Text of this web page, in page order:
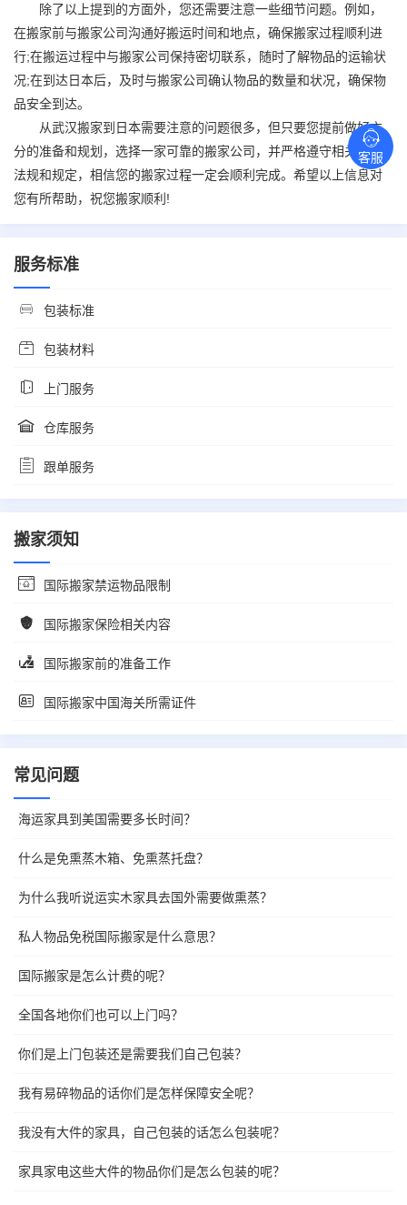
除了以上提到的方面外，您还需要注意一些细节问题。例如，
在搬家前与搬家公司沟通好搬运时间和地点，确保搬家过程顺利进
行;在搬运过程中与搬家公司保持密切联系，随时了解物品的运输状
况;在到达日本后，及时与搬家公司确认物品的数量和状况，确保物
品安全到达。
从武汉搬家到日本需要注意的问题很多，但只要您提前做好充
分的准备和规划，选择一家可靠的搬家公司，并严格遵守相关法律
法规和规定，相信您的搬家过程一定会顺利完成。希望以上信息对
您有所帮助，祝您搬家顺利!
服务标准
包装标准
包装材料
上门服务
仓库服务
跟单服务
搬家须知
国际搬家禁运物品限制
国际搬家保险相关内容
国际搬家前的准备工作
国际搬家中国海关所需证件
常见问题
海运家具到美国需要多长时间？
什么是免熏蒸木箱、免熏蒸托盘？
为什么我听说运实木家具去国外需要做熏蒸？
私人物品免税国际搬家是什么意思？
国际搬家是怎么计费的呢？
全国各地你们也可以上门吗？
你们是上门包装还是需要我们自己包装？
我有易碎物品的话你们是怎样保障安全呢？
我没有大件的家具，自己包装的话怎么包装呢？
家具家电这些大件的物品你们是怎么包装的呢？
客服